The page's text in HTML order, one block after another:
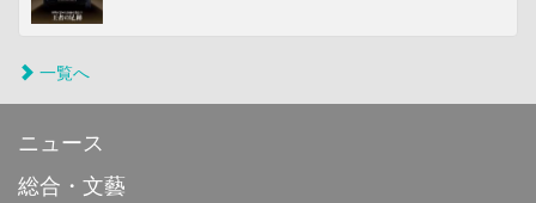
一覧へ
ニュース
総合・文藝